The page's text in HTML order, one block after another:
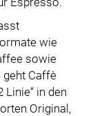
wie
sowie
geht Caffè
Linie“ in den
Original,